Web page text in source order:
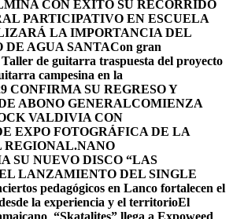
CON ÉXITO SU RECORRIDO
PARTICIPATIVO EN ESCUELA
LA IMPORTANCIA DEL
AGUA SANTACon gran
de guitarra traspuesta del proyecto
campesina en la
CONFIRMA SU REGRESO Y
ABONO GENERALCOMIENZA
VALDIVIA CON
EXPO FOTOGRÁFICA DE LA
REGIONAL.NANO
SU NUEVO DISCO “LAS
LANZAMIENTO DEL SINGLE
pedagógicos en Lanco fortalecen el
la experiencia y el territorioEl
“Skatalites” llega a Expoweed